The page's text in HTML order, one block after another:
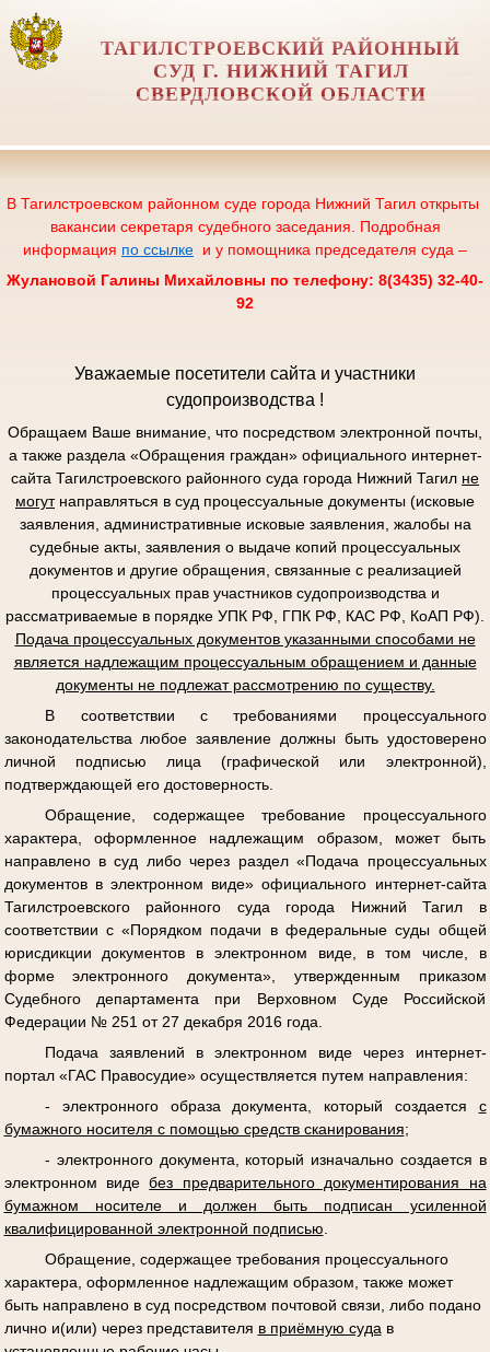
ТАГИЛСТРОЕВСКИЙ РАЙОННЫЙ
СУД Г. НИЖНИЙ ТАГИЛ
СВЕРДЛОВСКОЙ ОБЛАСТИ
В Тагилстроевском районном суде города Нижний Тагил открыты
вакансии секретаря судебного заседания. Подробная
информация по ссылке и у помощника председателя суда –
Жулановой Галины Михайловны по телефону: 8(3435) 32-40-
92
Уважаемые посетители сайта и участники
судопроизводства !
Обращаем Ваше внимание, что посредством электронной почты,
а также раздела «Обращения граждан» официального интернет-
сайта Тагилстроевского районного суда города Нижний Тагил не
могутнаправляться в суд процессуальные документы (исковые
заявления, административные исковые заявления, жалобы на
судебные акты, заявления о выдаче копий процессуальных
документов и другие обращения, связанные с реализацией
процессуальных прав участников судопроизводства и
рассматриваемые в порядке УПК РФ, ГПК РФ, КАС РФ, КоАП РФ).
Подача процессуальных документов указанными способами не
является надлежащим процессуальным обращением и данные
документы не подлежат рассмотрению по существу.
В соответствии с требованиями процессуального
законодательства любое заявление должны быть удостоверено
личной подписью лица (графической или электронной),
подтверждающей его достоверность.
Обращение, содержащее требование процессуального
характера, оформленное надлежащим образом, может быть
направлено в суд либо через раздел «Подача процессуальных
документов в электронном виде» официального интернет-сайта
Тагилстроевского районного суда города Нижний Тагил в
соответствии с «Порядком подачи в федеральные суды общей
юрисдикции документов в электронном виде, в том числе, в
форме электронного документа», утвержденным приказом
Судебного департамента при Верховном Суде Российской
Федерации № 251 от 27 декабря 2016 года.
Подача заявлений в электронном виде через интернет-
портал «ГАС Правосудие» осуществляется путем направления:
- электронного образа документа, который создается с
бумажного носителя с помощью средств сканирования;
- электронного документа, который изначально создается в
электронном видебез предварительного документирования на
бумажном носителе и должен быть подписан усиленной
квалифицированной электронной подписью
Обращение, содержащее требования процессуального
характера, оформленное надлежащим образом, также может
быть направлено в суд посредством почтовой связи, либо подано
лично и(или) через представителя в приёмную суда в